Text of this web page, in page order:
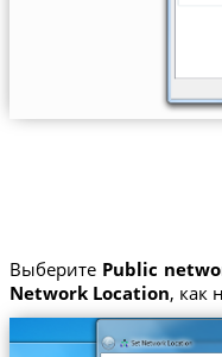
Выберите Public
Network Location, как